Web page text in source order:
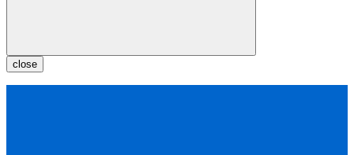
close